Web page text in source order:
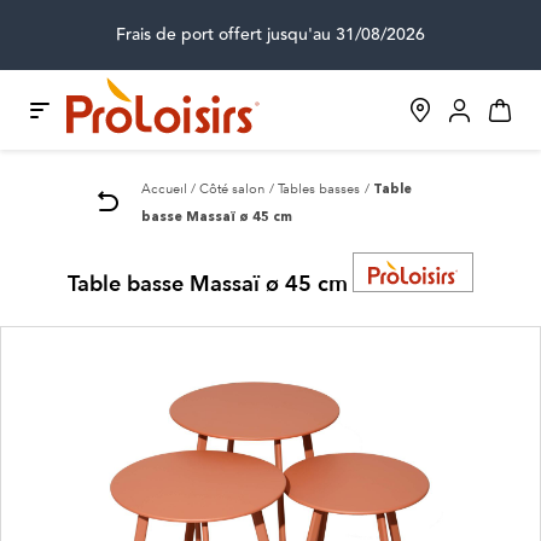
Frais de port offert jusqu'au 31/08/2026
Accueil Côté salon Tables basses Table
basse Massaï ø 45 cm
Table basse Massaï ø 45 cm